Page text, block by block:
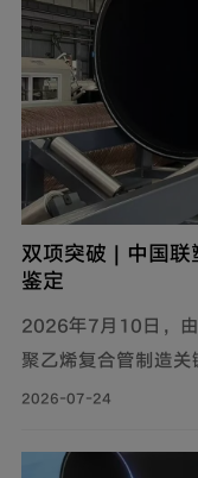
双项突破 | 中国
鉴定
2026年7月10日，
聚乙烯复合管制造
烯（PVDF）管道制
进水平。
2026-07-24